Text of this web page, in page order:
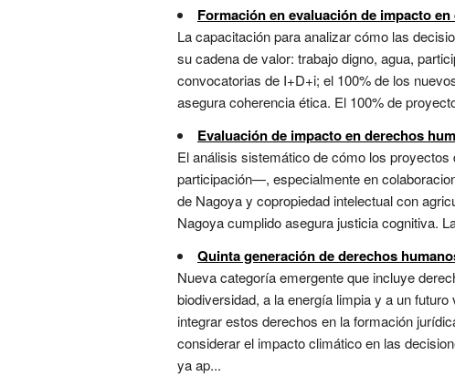
Formación en evaluación de impacto
La capacitación para analizar cómo las
su cadena de valor: trabajo digno, agua,
convocatorias de I+D+i; el 100% de los
asegura coherencia ética. El 100% de
Evaluación de impacto en derechos
El análisis sistemático de cómo los
participación—, especialmente en
de Nagoya y copropiedad intelectual con
Nagoya cumplido asegura justicia cognitiva.
Quinta generación de derechos
Nueva categoría emergente que incluye
biodiversidad, a la energía limpia y a un
integrar estos derechos en la formación
considerar el impacto climático en las
ya ap...